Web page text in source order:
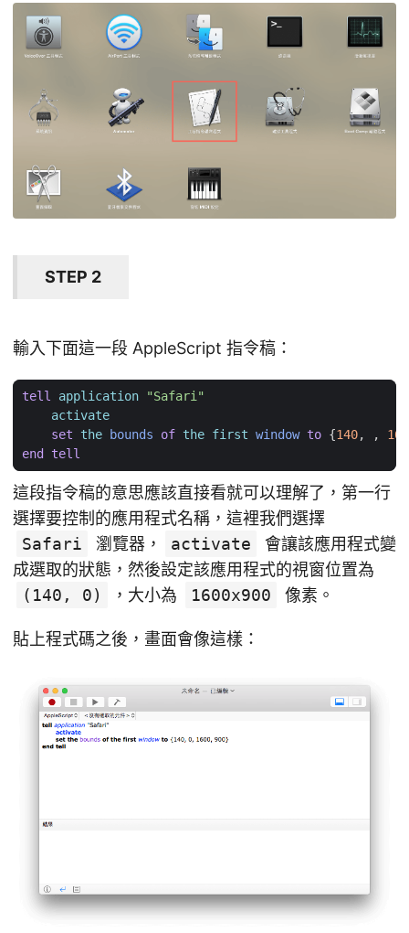
STEP 2
輸入下面這一段 AppleScript 指令稿：
tell application
"Safari"
activate
set
the bounds of the first window to {140, ,
end
tell
這段指令稿的意思應該直接看就可以理解了，第一行
選擇要控制的應用程式名稱，這裡我們選擇
Safari
瀏覽器， activate
會讓該應用程式變
成選取的狀態，然後設定該應用程式的視窗位置為
(140, 0)
，大小為 1600x900 像素。
貼上程式碼之後，畫面會像這樣：